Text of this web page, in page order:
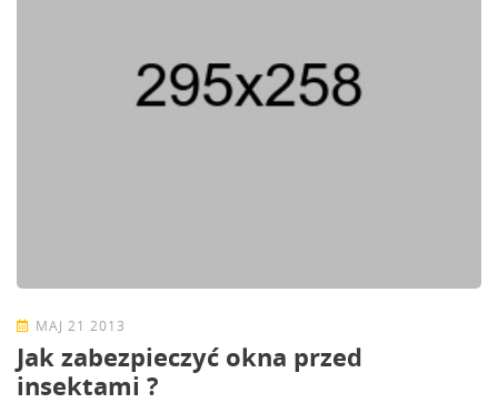
MAJ 21 2013
Jak zabezpieczyć okna przed
insektami ?